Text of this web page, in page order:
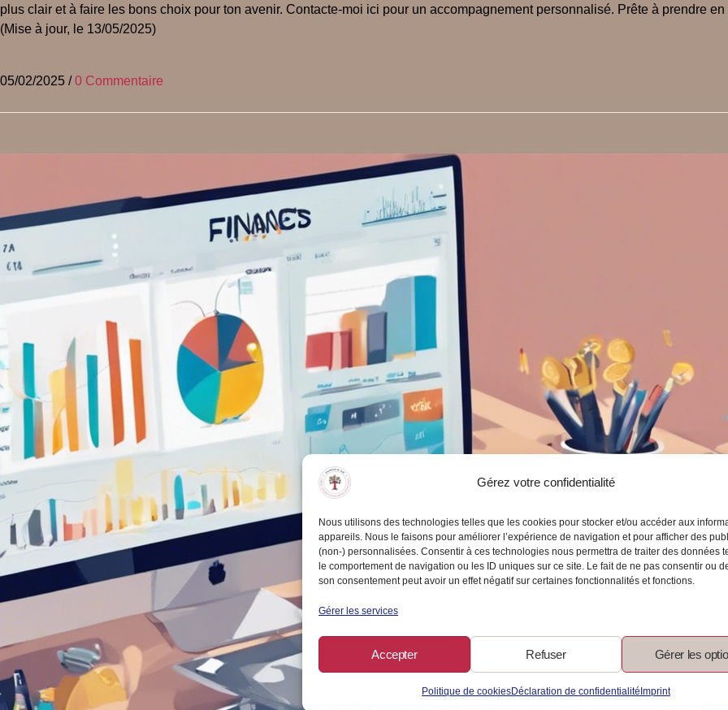
Gérez votre confidentialité
Nous utilisons des technologies telles que les cookies pour stocker et/ou accéder aux
appareils. Nous le faisons pour améliorer l’expérience de navigation et pour afficher des
(non-) personnalisées. Consentir à ces technologies nous permettra de traiter des données
le comportement de navigation ou les ID uniques sur ce site. Le fait de ne pas consentir ou
son consentement peut avoir un effet négatif sur certaines fonctionnalités et fonctions.
Gérer les services
Accepter Refuser Gérer les
Politique de cookiesDéclaration de confidentialité Imprint
plus clair et à faire les bons choix pour ton avenir. Contacte-moi ici pour un accompagnement personnalisé. Prête à prendre
(Mise à jour, le 13/05/2025)
05/02/2025 / 0 Commentaire